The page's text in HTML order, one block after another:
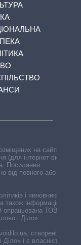
на сайті,
(для інтернет-видань
Посилання
від повного або
і чиновників,
інформація про
опрацьована ТОВ «ІА
і Діло».
створені ГО
і є власністю